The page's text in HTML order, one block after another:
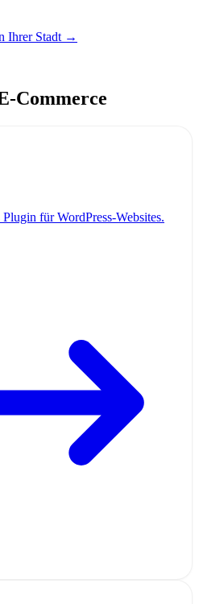
Ihrer Stadt →
Commerce
für WordPress-Websites.